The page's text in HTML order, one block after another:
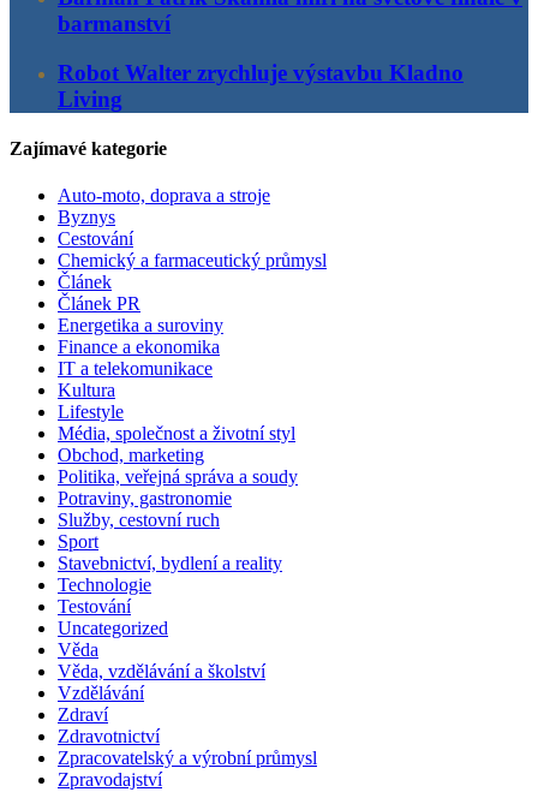
barmanství
Robot Walter zrychluje výstavbu Kladno
Living
Zajímavé kategorie
Auto-moto, doprava a stroje
Byznys
Cestování
Chemický a farmaceutický průmysl
Článek
Článek PR
Energetika a suroviny
Finance a ekonomika
IT a telekomunikace
Kultura
Lifestyle
Média, společnost a životní styl
Obchod, marketing
Politika, veřejná správa a soudy
Potraviny, gastronomie
Služby, cestovní ruch
Sport
Stavebnictví, bydlení a reality
Technologie
Testování
Uncategorized
Věda
Věda, vzdělávání a školství
Vzdělávání
Zdraví
Zdravotnictví
Zpracovatelský a výrobní průmysl
Zpravodajství